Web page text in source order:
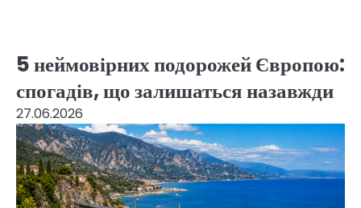
5 неймовірних подорожей Європою:
спогадів, що залишаться назавжди
27.06.2026